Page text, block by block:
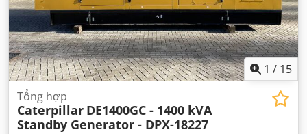
1 / 15
Tổng hợp
Caterpillar DE1400GC - 1400 kVA
Standby Generator - DPX-18227